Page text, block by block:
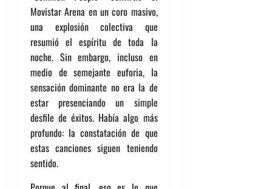
Movistar Arena en un coro masivo,
una explosión colectiva que
resumió el espíritu de toda la
noche. Sin embargo, incluso en
medio de semejante euforia, la
sensación dominante no era la de
estar presenciando un simple
desfile de éxitos. Había algo más
profundo: la constatación de que
estas canciones siguen teniendo
sentido.